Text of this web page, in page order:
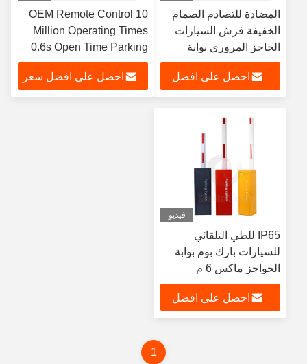
المضادة للتصادم الصمام
الخفيفة فرش السيارات
الحاجز المروري بوابة
بوابات وقوف السيارات
احصل على افضل
OEM Remote Control 10
Million Operating Times
0.6s Open Time Parking
Boom Gate with 2mm Iron
Cabinetاحصل على افضل سعر
فيديو
IP65 للطي التلقائي
للسيارات بارك بوم بوابة
الحواجز ماكس 6 م
احصل على افضل
1